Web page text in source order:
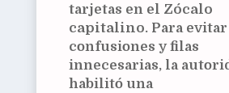
tarjetas en el Zócalo
capitalino. Para evitar
confusiones y filas
innecesarias, la
habilitó una